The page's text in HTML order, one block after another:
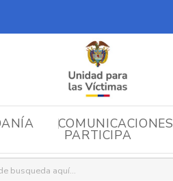
COMUNICACIONES
PARTICIPA